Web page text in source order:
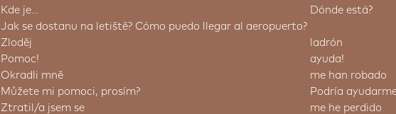
Kde je…
Dónde está?
Jak se dostanu na letiště? Cómo puedo llegar al aeropuerto?
Zloděj
ladrón
Pomoc!
ayuda!
Okradli mně
me han robado
Můžete mi pomoci, prosím?
Podría
Ztratil/a jsem se
me he perdido